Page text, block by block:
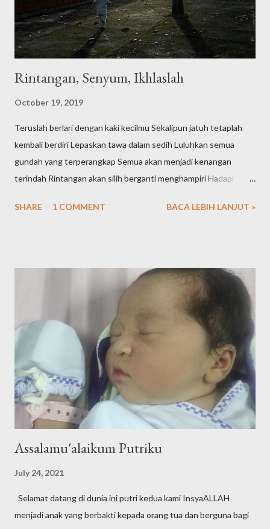
kan sayang juga gambar-gambar yang sifatnya tidak priva...
Rintangan, Senyum, Ikhlaslah
October 19, 2019
Teruslah berlari dengan kaki kecilmu Sekalipun jatuh tetaplah
kembali berdiri Lepaskan tawa dalam sedih Luluhkan semua
gundah yang terperangkap Semua akan menjadi kenangan
terindah Rintangan akan silih berganti menghampiri Hadapi
SHARE
1 COMMENT BACA LEBIH LANJUT »
Assalamu'alaikum Putriku
July 24, 2021
Selamat datang di dunia ini putri kedua kami InsyaALLAH
menjadi anak yang berbakti kepada orang tua dan berguna bagi